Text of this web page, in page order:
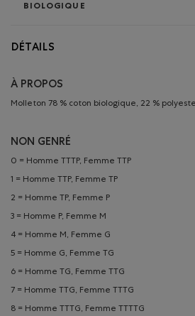
BIOLOGIQUE
DÉTAILS
À PROPOS
Molleton 78 % coton biologique, 22 %
NON GENRÉ
0 = Homme TTTP, Femme TTP
1 = Homme TTP, Femme TP
2 = Homme TP, Femme P
3 = Homme P, Femme M
4 = Homme M, Femme G
5 = Homme G, Femme TG
6 = Homme TG, Femme TTG
7 = Homme TTG, Femme TTTG
8 = Homme TTTG, Femme TTTTG